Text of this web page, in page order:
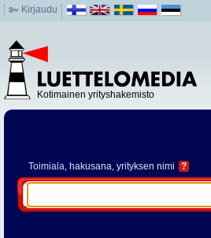
Kirjaudu
Kotimainen yrityshakemisto
Toimiala, hakusana, yrityksen nimi ?